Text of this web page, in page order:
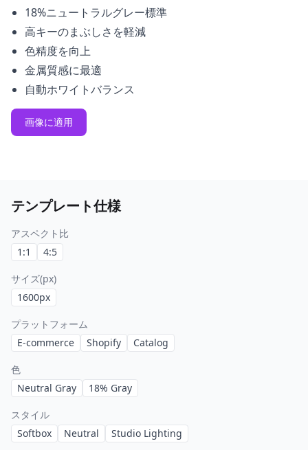
18%ニュートラルグレー標準
高キーのまぶしさを軽減
色精度を向上
金属質感に最適
自動ホワイトバランス
画像に適用
テンプレート仕様
アスペクト比
1:1
4:5
サイズ(px)
1600px
プラットフォーム
E-commerce
Shopify Catalog
色
Neutral Gray
18% Gray
スタイル
Softbox
Neutral Studio Lighting